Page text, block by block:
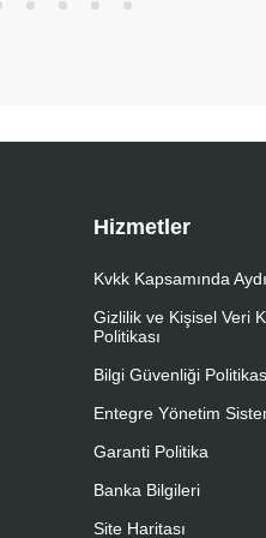
Hizmetler
Kvkk Kapsamında
Gizlilik ve Kişisel Veri
Politikası
Bilgi Güvenliği
Entegre Yönetim
Garanti Politika
Banka Bilgileri
Site Haritası